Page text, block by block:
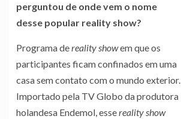
perguntou de onde vem o nome
desse popular reality show?
Programa dereality showem que os
participantes ficam confinados em uma
casa sem contato com o mundo exterior.
Importado pela TV Globo da produtora
holandesa Endemol, essereality show